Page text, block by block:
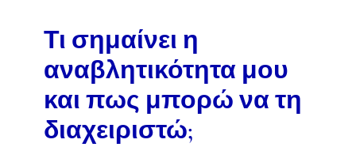
Τι σημαίνει η
αναβλητικότητα μου
και πως μπορώ να τη
διαχειριστώ;